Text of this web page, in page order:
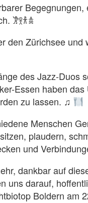
inspirierendem Austausch. 𐦂𖨆𐀪𖠋
den Zürichsee
des Jazz-Duos
Essen haben
zu lassen. ♫
Menschen
plaudern,
und
dankbar auf
uns darauf,
Boldern am